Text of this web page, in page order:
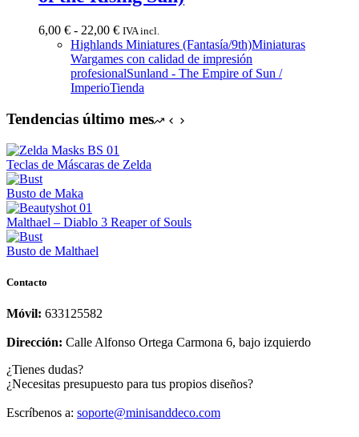
6,00 € - 22,00 €Rango
de
precios:
desde
6,00 €
22,00 €
IVA incl.
Highlands Miniatures (Fantasía/9th)Miniaturas
Wargames con calidad de impresión
profesionalSunland - The Empire of Sun /
ImperioTienda
Tendencias último mes
Teclas de Máscaras de Zelda
Busto de Maka
Malthael – Diablo 3 Reaper of Souls
Busto de Malthael
Contacto
Móvil: 633125582
Dirección: Calle Alfonso Ortega Carmona 6, bajo izquierdo
¿Tienes dudas?
¿Necesitas presupuesto para tus propios diseños?
Escríbenos a: soporte@minisanddeco.com